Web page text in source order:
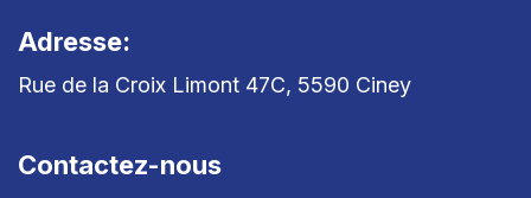
Adresse:
Rue de la Croix Limont 47C, 5590 Ciney
Contactez-nous